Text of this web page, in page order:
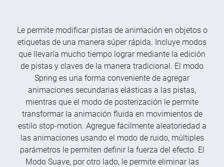
Le permite modificar pistas de animación en objetos o
etiquetas de una manera súper rápida. Incluye modos
que llevaría mucho tiempo lograr mediante la edición
de pistas y claves de la manera tradicional. El modo
Spring es una forma conveniente de agregar
animaciones secundarias elásticas a las pistas,
mientras que el modo de posterización le permite
transformar la animación fluida en movimientos de
estilo stop-motion. Agregue fácilmente aleatoriedad a
las animaciones usando el modo de ruido, múltiples
parámetros le permiten definir la fuerza del efecto. El
Modo Suave, por otro lado, le permite eliminar las